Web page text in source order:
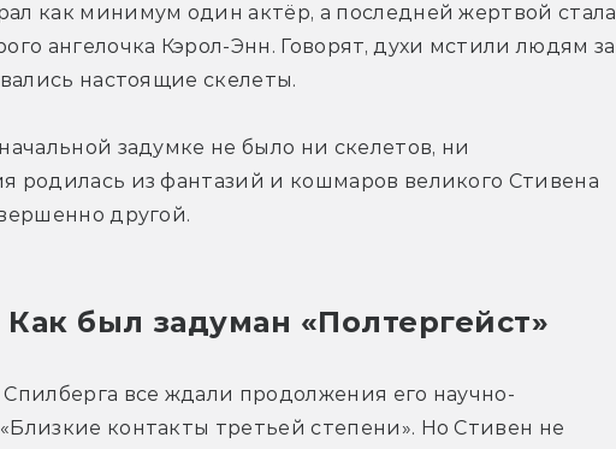
как минимум один актёр, а последней жертвой стала
ангелочка Кэрол-Энн. Говорят, духи мстили людям за
настоящие скелеты.
задумке не было ни скелетов, ни
родилась из фантазий и кошмаров великого Стивена
другой.
был задуман «Полтергейст»
все ждали продолжения его научно-
контакты третьей степени». Но Стивен не